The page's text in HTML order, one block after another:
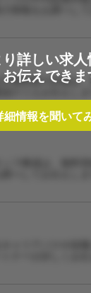
価制度の詳細は
り詳しい求
お伝えでき
細情報を聞いて